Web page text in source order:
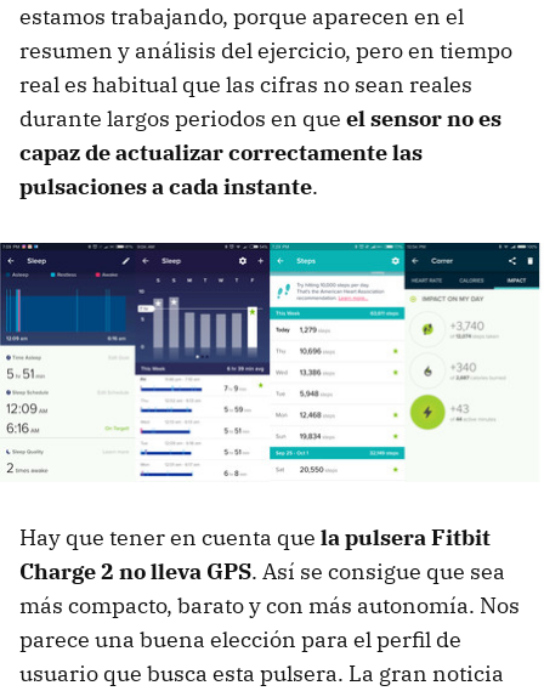
estamos trabajando, porque aparecen en el
resumen y análisis del ejercicio, pero en tiempo
real es habitual que las cifras no sean reales
durante largos periodos en que el sensor no es
capaz de actualizar correctamente las
pulsaciones a cada instante.
Hay que tener en cuenta que la pulsera Fitbit
Charge 2 no lleva GPS. Así se consigue que sea
más compacto, barato y con más autonomía. Nos
parece una buena elección para el perfil de
usuario que busca esta pulsera. La gran noticia